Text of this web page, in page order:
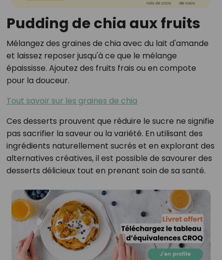
Pudding de chia aux fruits
Mélangez des graines de chia avec du lait d'amande
et laissez reposer jusqu'à ce que le mélange
épaississe. Ajoutez des fruits frais ou en compote
pour la douceur.
Tout savoir sur les graines de chia
Ces desserts prouvent que réduire le sucre ne signifie
pas sacrifier la saveur ou la variété. En utilisant des
ingrédients naturellement sucrés et en explorant des
alternatives créatives, il est possible de savourer des
desserts délicieux tout en prenant soin de sa santé.